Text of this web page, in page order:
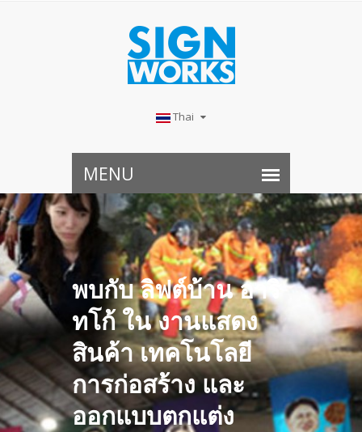
Thai
พบกับ ลิฟต์บ้าน อาริ
ทโก้ ใน งานแสดง
สินค้า เทคโนโลยี
การก่อสร้าง และ
ออกแบบตกแต่ง